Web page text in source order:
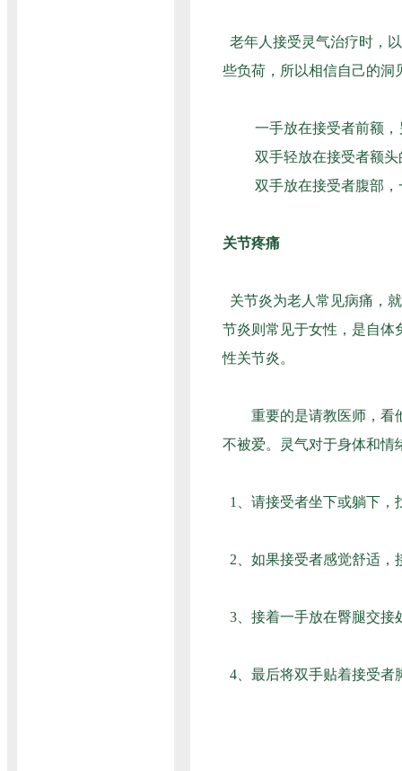
老年人接受灵气治疗时，
些负荷，所以相信自己的洞
一手放在接受者前额，
双手轻放在接受者额头
双手放在接受者腹部，
关节疼痛
关节炎为老人常见病痛，
节炎则常见于女性，是自体
性关节炎。
重要的是请教医师，看他
不被爱。灵气对于身体和情
1、请接受者坐下或躺下
2、如果接受者感觉舒适，
3、接着一手放在臀腿交接
4、最后将双手贴着接受者